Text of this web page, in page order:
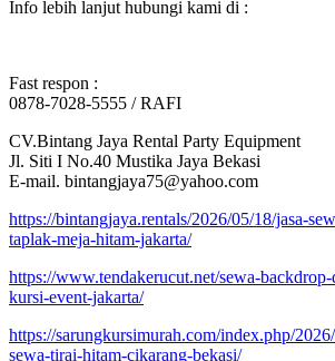
Info lebih lanjut hubungi kami di :
Fast respon :
0878-7028-5555 / RAFI
CV.Bintang Jaya Rental Party Equipment
Jl. Siti I No.40 Mustika Jaya Bekasi
E-mail. bintangjaya75@yahoo.com
https://bintangjaya.rentals/2026/05/18/jasa-
taplak-meja-hitam-jakarta/
https://www.tendakerucut.net/sewa-
kursi-event-jakarta/
https://sarungkursimurah.com/index.php/
sewa-tirai-hitam-cikarang-bekasi/